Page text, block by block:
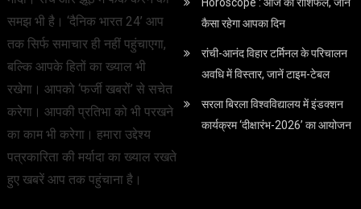
समझ भी है। ‘दैनिक भारत 24’ आप
तक सिर्फ समाचार ही नहीं पहुंचाएगा,
बल्कि आपके हितों का ख्याल भी
रखेगा। आपको ‘फर्जी खबरों’ से सचेत
करेगा। आपकी प्रतिभा को भी परखने
का काम भी करेगा। हमारा उद्देश्य
पत्रकारिता की मर्यादा का ख्याल रखते
हुए खबरें आप तक पहुंचाना है।
कैसा रहेगा आपका दिन
रांची-आनंद विहार टर्मिनल के परिचालन
अवधि में विस्तार, जानें टाइम-टेबल
सरला बिरला विश्वविद्यालय में इंडक्शन
कार्यक्रम ‘दीक्षारंभ-2026’ का आयोजन